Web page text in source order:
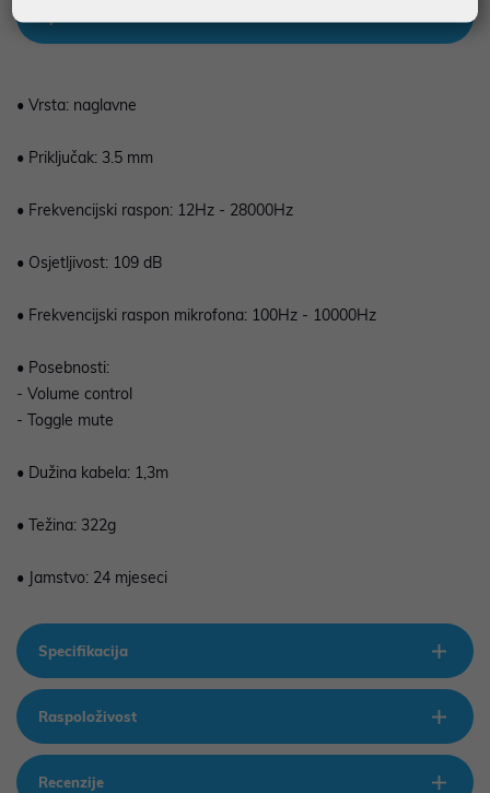
• Vrsta: naglavne
• Priključak: 3.5 mm
• Frekvencijski raspon: 12Hz - 28000Hz
• Osjetljivost: 109 dB
• Frekvencijski raspon mikrofona: 100Hz - 10000Hz
• Posebnosti:
- Volume control
- Toggle mute
• Dužina kabela: 1,3m
• Težina: 322g
• Jamstvo: 24 mjeseci
Specifikacija
Raspoloživost
Recenzije